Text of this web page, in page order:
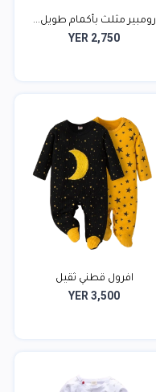
رومبير مثلث بأكمام طويل...
YER 2,750
افرول قطني ثقيل
YER 3,500